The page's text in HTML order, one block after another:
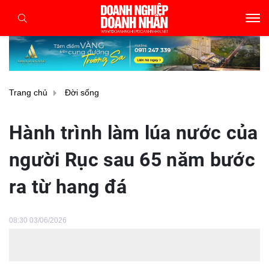
Trang chủ Đời sống
Hành trình làm lúa nước của
người Rục sau 65 năm bước
ra từ hang đá
08:30 03/06/2026